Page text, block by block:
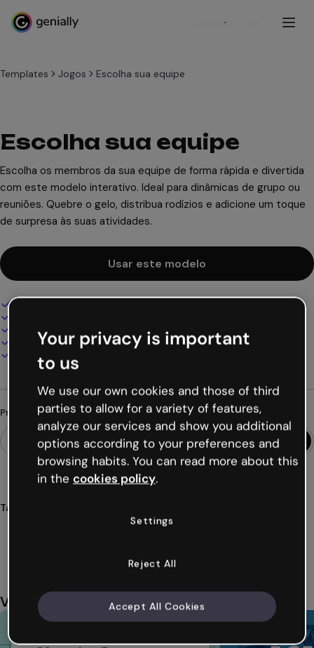
Cadastre-se
Templates Jogos Escolha sua equipe
Escolha sua equipe
Escolha os membros da sua equipe de forma rápida e divertida
com este modelo interativo. Ideal para dinâmicas de grupo ou
reuniões. Quebre o gelo, distribua rodízios e adicione um toque
de surpresa às suas atividades.
Usar este modelo
Design interativo e animado
Adicione áudio, vídeo e multimídia
Apresente, compartilhe ou publique online
Baixe em PDF, MP4 e outros formatos
Procurando algo diferente?
Tags
empresas
Você também pode gostar
Your privacy is important
to us
We use our own cookies and those of third
parties to allow for a variety of features,
analyze our services and show you additional
options according to your preferences and
browsing habits. You can read more about this
in the cookies policy.
Settings
Reject All
Accept All Cookies